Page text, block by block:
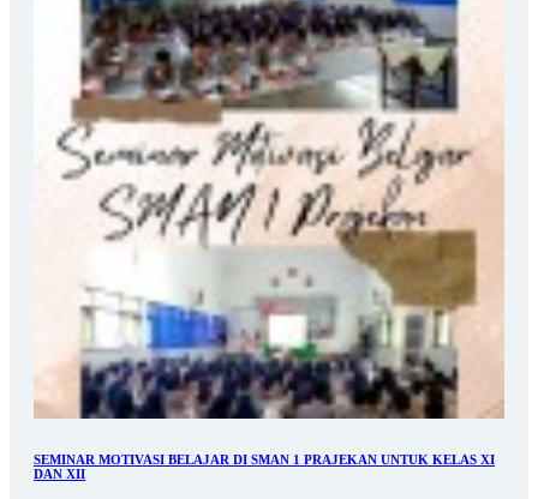
SEMINAR MOTIVASI BELAJAR DI SMAN 1 PRAJEKAN UNTUK KELAS XI
DAN XII